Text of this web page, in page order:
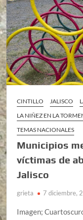
CINTILLO JALISCO
LA NIÑEZ EN LA
TEMAS NACIONALES
Municipios
víctimas de
Jalisco
grieta 7 diciembre,
Imagen;